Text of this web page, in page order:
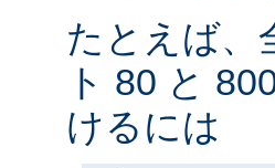
たとえば、
ト 80 と
けるには